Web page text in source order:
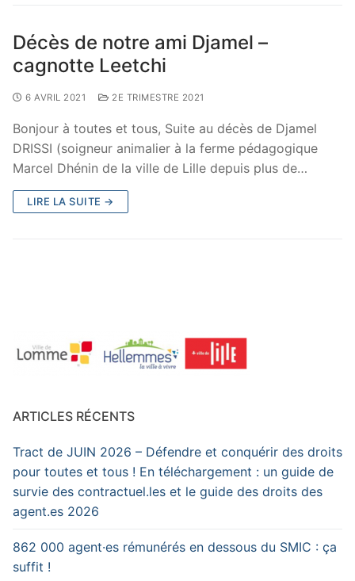
Décès de notre ami Djamel –
cagnotte Leetchi
6 AVRIL 2021 2E TRIMESTRE 2021
Bonjour à toutes et tous, Suite au décès de Djamel
DRISSI (soigneur animalier à la ferme pédagogique
Marcel Dhénin de la ville de Lille depuis plus de…
LIRE LA SUITE →
ARTICLES RÉCENTS
Tract de JUIN 2026 – Défendre et conquérir des droits
pour toutes et tous ! En téléchargement : un guide de
survie des contractuel.les et le guide des droits des
agent.es 2026
862 000 agent·es rémunérés en dessous du SMIC : ça
suffit !